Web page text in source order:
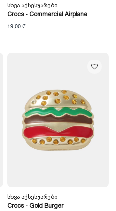
Სხვა Აქსესუარები
Crocs - Commercial Airplane
19,00 ₾
Სხვა Აქსესუარები
Crocs - Gold Burger